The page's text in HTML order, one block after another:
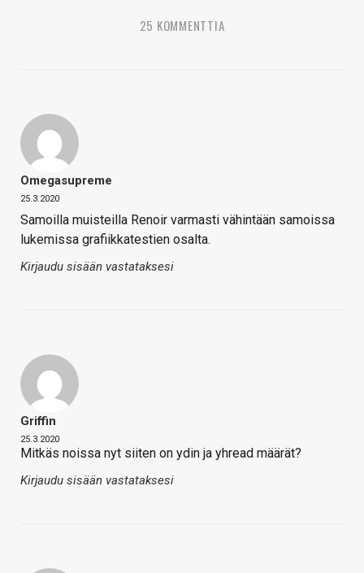
25 KOMMENTTIA
Omegasupreme
25.3.2020
Samoilla muisteilla Renoir varmasti vähintään samoissa
lukemissa grafiikkatestien osalta.
Kirjaudu sisään vastataksesi
Griffin
25.3.2020
Mitkäs noissa nyt siiten on ydin ja yhread määrät?
Kirjaudu sisään vastataksesi